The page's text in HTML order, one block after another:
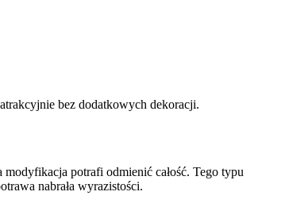
bez dodatkowych dekoracji.
potrafi odmienić całość. Tego typu
nabrała wyrazistości.